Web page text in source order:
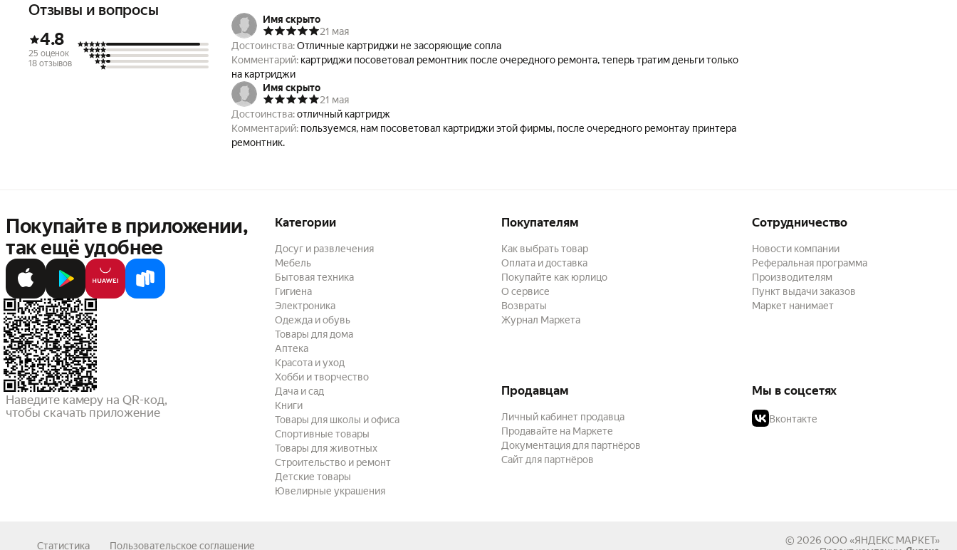
Отзывы и вопросы
4.8
25 оценок
18 отзывов
Имя скрыто
21 мая
Достоинства:Отличные картриджи не засоряющие сопла
Комментарий: картриджи посоветовал ремонтник после очередного ремонта, теперь тратим деньги только
на картриджи
Имя скрыто
21 мая
Достоинства:отличный картридж
Комментарий: пользуемся, нам посоветовал картриджи этой фирмы, после очередного ремонтау принтера
ремонтник.
Покупайте в приложении,
так ещё удобнее
Наведите камеру на QR-код,
чтобы скачать приложение
Категории
Досуг и развлечения
Мебель
Бытовая техника
Гигиена
Электроника
Одежда и обувь
Товары для дома
Аптека
Красота и уход
Хобби и творчество
Дача и сад
Книги
Товары для школы и офиса
Спортивные товары
Товары для животных
Строительство и ремонт
Детские товары
Ювелирные украшения
Покупателям
Как выбрать товар
Оплата и доставка
Покупайте как юрлицо
О сервисе
Возвраты
Журнал Маркета
Сотрудничество
Новости компании
Реферальная программа
Производителям
Пункт выдачи заказов
Маркет нанимает
Продавцам
Личный кабинет продавца
Продавайте на Маркете
Документация для партнёров
Сайт для партнёров
Мы в соцсетях
Вконтакте
Статистика Пользовательское соглашение © 2026 ООО «ЯНДЕКС МАРКЕТ»